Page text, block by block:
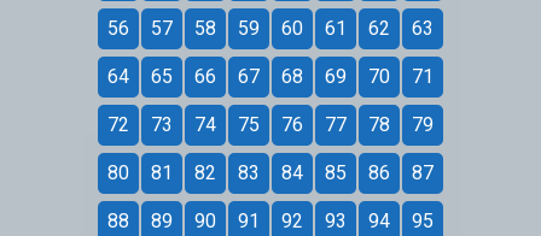
56 57 58 59 60 61 62 63
64 65 66 67 68 69 70 71
72 73 74 75 76 77 78 79
80 81 82 83 84 85 86 87
88 89 90 91 92 93 94 95